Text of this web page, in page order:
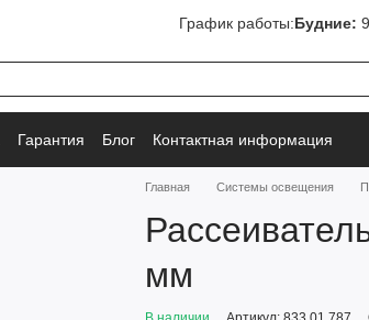
График работы:Будние:
Гарантия Блог Контактная информация
Главная Системы освещения
мм